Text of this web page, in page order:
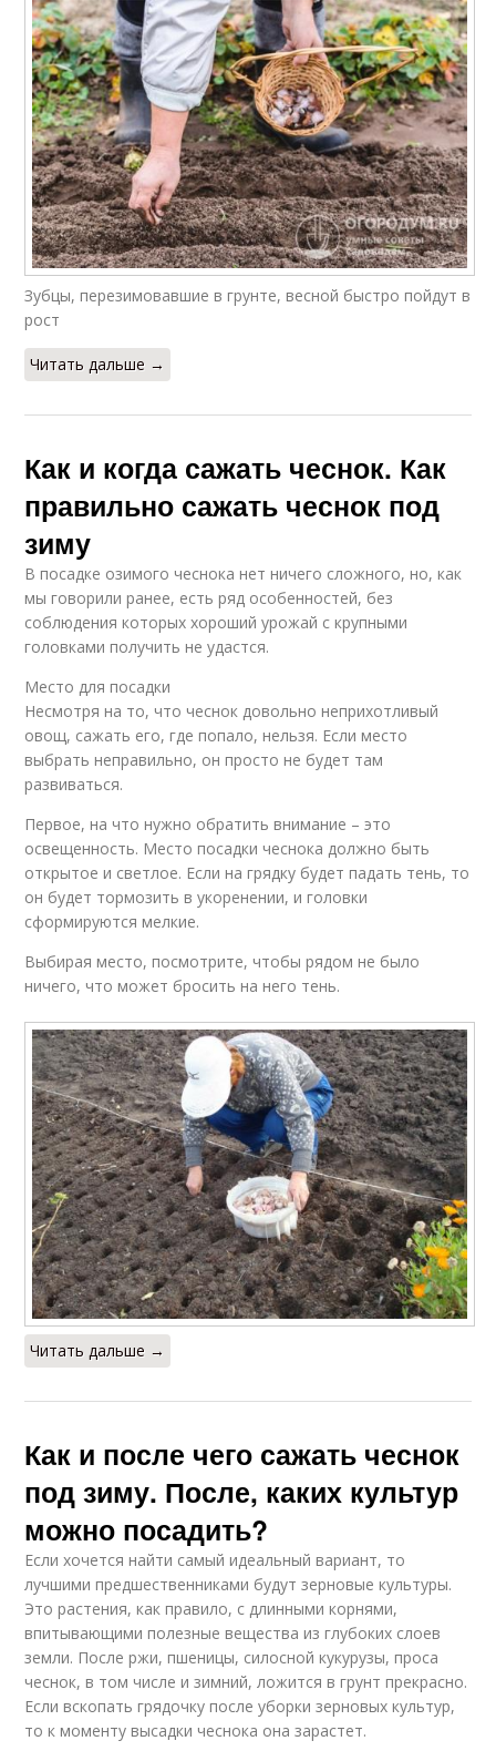
Зубцы, перезимовавшие в грунте, весной быстро пойдут в
рост
Читать дальше →
Как и когда сажать чеснок. Как
правильно сажать чеснок под
зиму
В посадке озимого чеснока нет ничего сложного, но, как
мы говорили ранее, есть ряд особенностей, без
соблюдения которых хороший урожай с крупными
головками получить не удастся.
Место для посадки
Несмотря на то, что чеснок довольно неприхотливый
овощ, сажать его, где попало, нельзя. Если место
выбрать неправильно, он просто не будет там
развиваться.
Первое, на что нужно обратить внимание – это
освещенность. Место посадки чеснока должно быть
открытое и светлое. Если на грядку будет падать тень, то
он будет тормозить в укоренении, и головки
сформируются мелкие.
Выбирая место, посмотрите, чтобы рядом не было
ничего, что может бросить на него тень.
Читать дальше →
Как и после чего сажать чеснок
под зиму. После, каких культур
можно посадить?
Если хочется найти самый идеальный вариант, то
лучшими предшественниками будут зерновые культуры.
Это растения, как правило, с длинными корнями,
впитывающими полезные вещества из глубоких слоев
земли. После ржи, пшеницы, силосной кукурузы, проса
чеснок, в том числе и зимний, ложится в грунт прекрасно.
Если вскопать грядочку после уборки зерновых культур,
то к моменту высадки чеснока она зарастет.